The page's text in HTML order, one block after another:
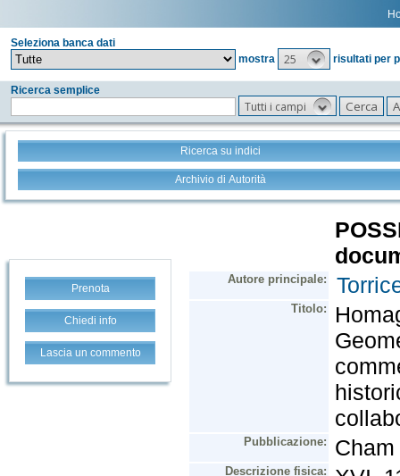
Seleziona banca dati
mostra
25 risultati per
Ricerca semplice
Tutti i campi
Ricerca su indici
Archivio di Autorità
Prenota
Chiedi info
Lascia un commento